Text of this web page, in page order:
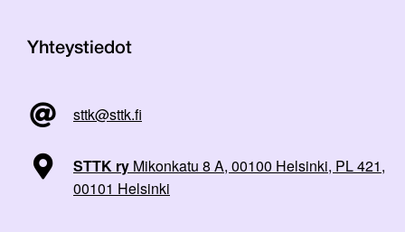
Yhteystiedot
sttk@sttk.fi
STTK ry Mikonkatu 8 A, 00100 Helsinki, PL 421,
00101 Helsinki